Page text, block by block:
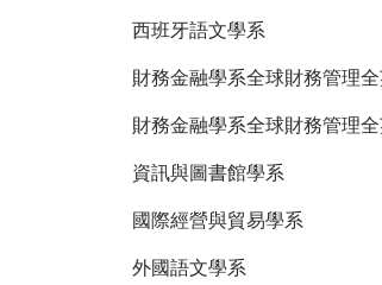
西班牙語文學系
財務金融學系全球財務管理
財務金融學系全球財務管理
資訊與圖書館學系
國際經營與貿易學系
外國語文學系